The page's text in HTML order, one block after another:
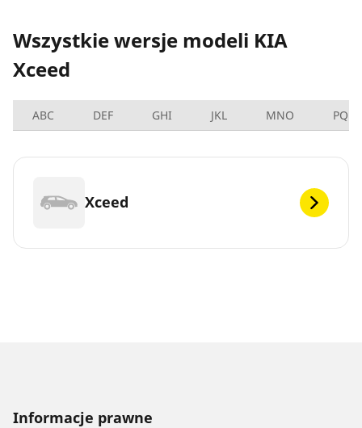
Wszystkie wersje modeli KIA
Xceed
ABC DEF GHI JKL MNO PQRS
Xceed
Informacje prawne